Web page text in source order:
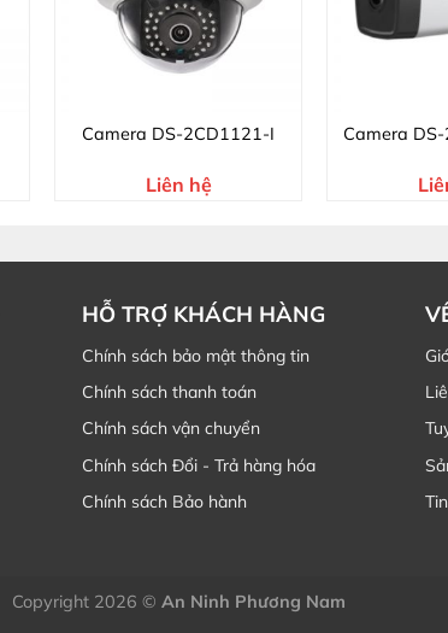
Camera DS-2CD1121-I
Liên hệ
Camera
HỖ TRỢ KHÁCH HÀNG
Chính sách bảo mật thông tin
Chính sách thanh toán
Chính sách vận chuyển
Chính sách Đổi - Trả hàng hóa
Chính sách Bảo hành
Copyright 2026 © An Ninh Phương Nam